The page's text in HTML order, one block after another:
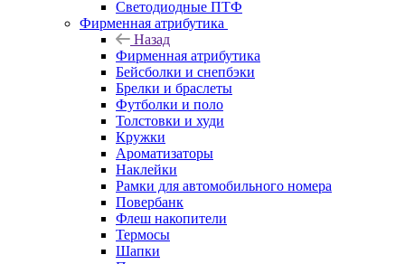
Светодиодные ПТФ
Фирменная атрибутика
Назад
Фирменная атрибутика
Бейсболки и снепбэки
Брелки и браслеты
Футболки и поло
Толстовки и худи
Кружки
Ароматизаторы
Наклейки
Рамки для автомобильного номера
Повербанк
Флеш накопители
Термосы
Шапки